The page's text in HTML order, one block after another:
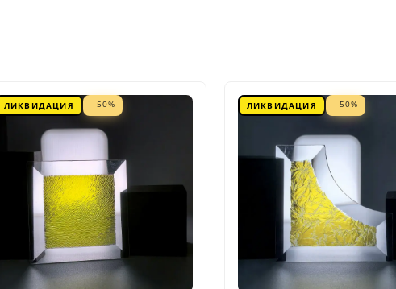
ЛИКВИДАЦИЯ - 50% ЛИКВИДАЦИЯ - 50%